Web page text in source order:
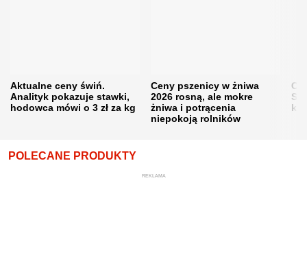
Aktualne ceny świń.
Analityk pokazuje stawki,
hodowca mówi o 3 zł za kg
Ceny pszenicy w żniwa
2026 rosną, ale mokre
żniwa i potrącenia
niepokoją rolników
POLECANE PRODUKTY
REKLAMA